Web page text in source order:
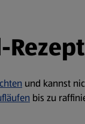
und kannst
bis zu